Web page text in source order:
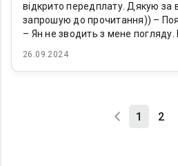
відкрито передплату. Дякую за
запрошую до прочитання)) – Поясни, навіщо тобі гроші,
– Ян не зводить з мене погляду.
26.09.2024
1 2